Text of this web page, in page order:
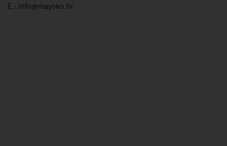
E.: info@mayoko. hr